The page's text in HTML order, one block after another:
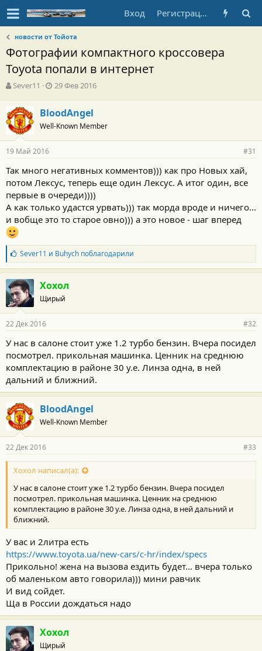
Вход Регистрация
новости от Тойота
Фотографии компактного кроссовера
Toyota попали в интернет
А
т
о
р
т
е
м
ы
Sever11
Д
а
н
а
л
а
29 Фев 2016
BloodAngel
Well-Known Member
19 Май 2016 #31
Так много негативных комментов))) как про Новых хай,
потом Лексус, теперь еще один Лексус. А итог один, все
первые в очереди))))
А как только удастся урвать))) так морда вроде и ничего...
и вобще это то старое овно))) а это новое - шаг вперед
Б
л
а
г
о
д
а
н
с
т
и
Sever11 и Buhychпоблагодарили
Хохол
Щирый
22 Дек 2016 #32
У нас в салоне стоит уже 1.2 турбо бензин. Вчера посидел
посмотрел. прикольная машинка. Ценник на среднюю
комплектацию в районе 30 у.е. Линза одна, в ней
дальний и ближний.
BloodAngel
Well-Known Member
22 Дек 2016 #33
Хохол написал(а):
У нас в салоне стоит уже 1.2 турбо бензин. Вчера посидел
посмотрел. прикольная машинка. Ценник на среднюю
комплектацию в районе 30 у.е. Линза одна, в ней дальний и
ближний.
У вас и 2литра есть
https://www.toyota.ua/new-cars/c-hr/index/specs
Прикольно! жена на вызова ездить будет... вчера только
об маленьком авто говорила))) мини равчик
И вид сойдет.
Ща в России дождаться надо
Хохол
Щирый